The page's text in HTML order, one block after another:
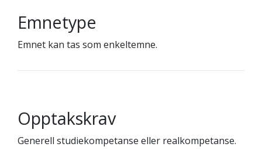
Emnetype
Emnet kan tas som enkeltemne.
Opptakskrav
Generell studiekompetanse eller realkompetanse.